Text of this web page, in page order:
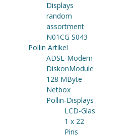
Displays
random
assortment
N01CG S043
Pollin Artikel
ADSL-Modem
DiskonModule
128 MByte
Netbox
Pollin-Displays
LCD-Glas
1 x 22
Pins